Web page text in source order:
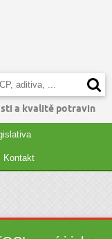
a kvalitě potravin
Kontakt